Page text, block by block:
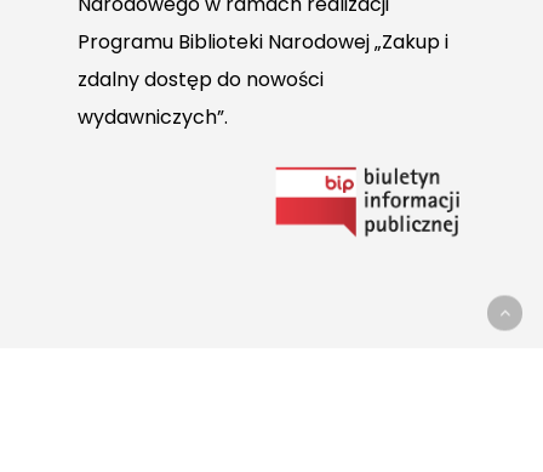
Programu Biblioteki Narodowej „Zakup i
zdalny dostęp do nowości
wydawniczych”.
do